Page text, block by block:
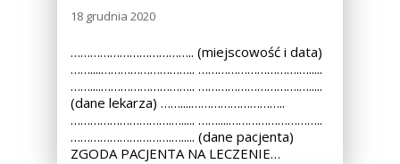
18 grudnia 2020
……………………………….. (miejscowość i data)
……....……………………….. ………………………….….....
……....……………………….. ………………………….….....
(dane lekarza) ……....………………………..
………………………….…..... ……....………………………..
………………………….…..... (dane pacjenta)
ZGODA PACJENTA NA LECZENIE…